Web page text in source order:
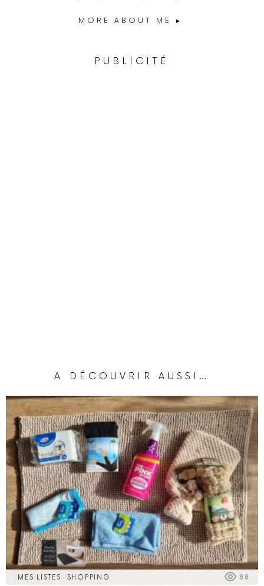
MORE ABOUT ME
PUBLICITÉ
A DÉCOUVRIR AUSSI…
MES LISTES SHOPPING 88